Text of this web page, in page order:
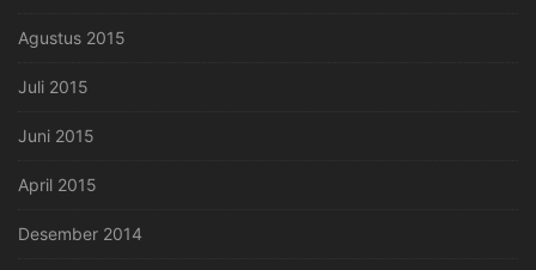
Agustus 2015
Juli 2015
Juni 2015
April 2015
Desember 2014